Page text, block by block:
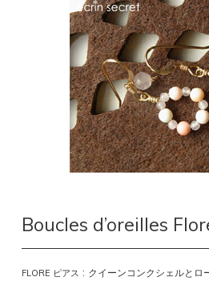
Boucles d’oreilles
FLORE ピアス : クイーンコンクシェルとロ